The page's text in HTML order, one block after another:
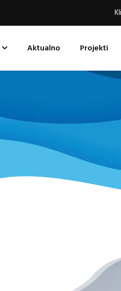
Aktualno Projekti